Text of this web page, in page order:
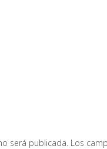
será publicada. Los